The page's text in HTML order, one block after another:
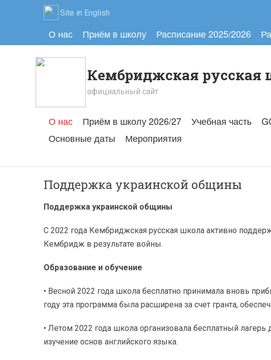
Site in English
О нас Приём в школу Расписание 2025/2026
Кембриджская русская
официальный сайт
О нас Приём в школу 2026/27 Учебная часть
Основные даты
Мероприятия
Поддержка украинской общины
Поддержка украинской общины
С 2022 года Кембриджская русская школа активно
Кембридж в результате войны.
Образование и обучение
• Весной 2022 года школа бесплатно принимала вновь
году эта программа была расширена за счет гранта,
• Летом 2022 года школа организовала бесплатный
изучение основ английского языка.